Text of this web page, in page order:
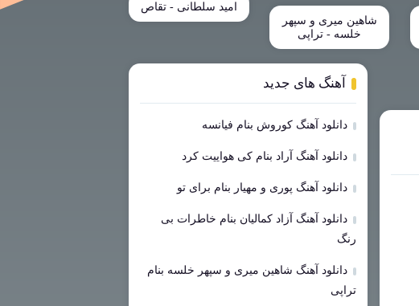
شاهین میری و سپهر
خلسه - تراپی
امید سلطانی - تقاص
آهنگ های جدید
دانلود آهنگ کوروش بنام فیانسه
دانلود آهنگ آراد بنام کی هواییت کرد
دانلود آهنگ پوری و مهیار بنام برای تو
دانلود آهنگ آزاد کمالیان بنام خاطرات بی
رنگ
دانلود آهنگ شاهین میری و سپهر خلسه بنام
تراپی